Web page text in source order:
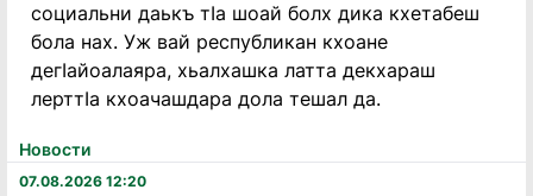
Новости
07.08.2026 12:20
социальни даькъ тӀа шоай болх дика кхетабеш
бола нах. Уж вай республикан кхоане
дегӀайоалаяра, хьалхашка латта декхараш
лерттӀа кхоачашдара дола тешал да.